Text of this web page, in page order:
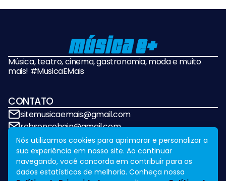
Música, teatro, cinema, gastronomia, moda e muito
mais! #MusicaEMais
CONTATO
sitemusicaemais@gmail.com
robsoncobain@gmail.com
REDES SOCIAIS
Nós utilizamos cookies para aprimorar e personalizar a
sua experiência em nosso site. Ao continuar
navegando, você concorda em contribuir para os
dados estatísticos de melhoria. Conheça nossa